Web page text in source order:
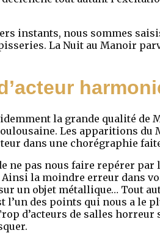
instants, nous sommes
La Nuit au Manoir
la grande qualité de
Les apparitions du
dans une chorégraphie
ne pas nous faire repérer
la moindre erreur dans
un objet métallique… Tout
l’un des points qui nous a le
d’acteurs de salles horreur